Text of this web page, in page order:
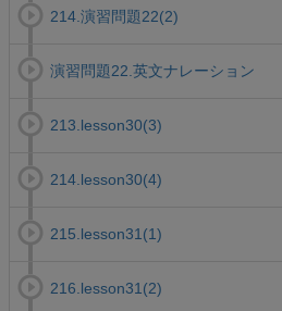
214.演習問題22(2)
演習問題22.英文ナレーション
213.lesson30(3)
214.lesson30(4)
215.lesson31(1)
216.lesson31(2)